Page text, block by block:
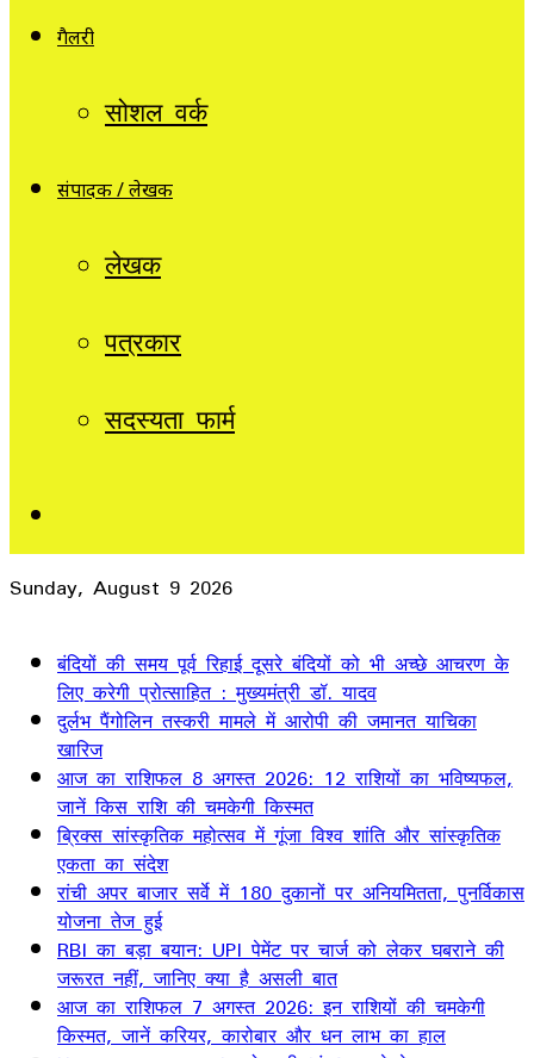
गैलरी
सोशल वर्क
संपादक / लेखक
लेखक
पत्रकार
सदस्यता फार्म
Sunday, August 9 2026
बंदियों की समय पूर्व रिहाई दूसरे बंदियों को भी अच्छे आचरण के
लिए करेगी प्रोत्साहित : मुख्यमंत्री डॉ. यादव
दुर्लभ पैंगोलिन तस्करी मामले में आरोपी की जमानत याचिका
खारिज
आज का राशिफल 8 अगस्त 2026: 12 राशियों का भविष्यफल,
जानें किस राशि की चमकेगी किस्मत
ब्रिक्स सांस्कृतिक महोत्सव में गूंजा विश्व शांति और सांस्कृतिक
एकता का संदेश
रांची अपर बाजार सर्वे में 180 दुकानों पर अनियमितता, पुनर्विकास
योजना तेज हुई
RBI का बड़ा बयान: UPI पेमेंट पर चार्ज को लेकर घबराने की
जरूरत नहीं, जानिए क्या है असली बात
आज का राशिफल 7 अगस्त 2026: इन राशियों की चमकेगी
किस्मत, जानें करियर, कारोबार और धन लाभ का हाल